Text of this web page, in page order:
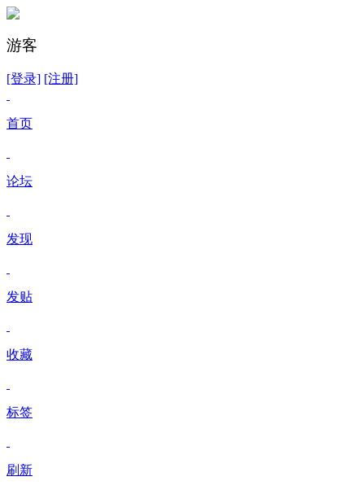
游客
[登录] [注册]
首页
论坛
发现
发贴
收藏
标签
刷新